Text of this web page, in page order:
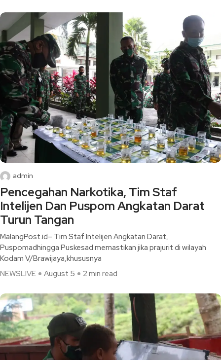
admin
Pencegahan Narkotika, Tim Staf
Intelijen Dan Puspom Angkatan Darat
Turun Tangan
MalangPost.id– Tim Staf Intelijen Angkatan Darat,
Puspomadhingga Puskesad memastikan jika prajurit di wilayah
Kodam V/Brawijaya,khususnya
NEWSLIVE
August 5 2 min read